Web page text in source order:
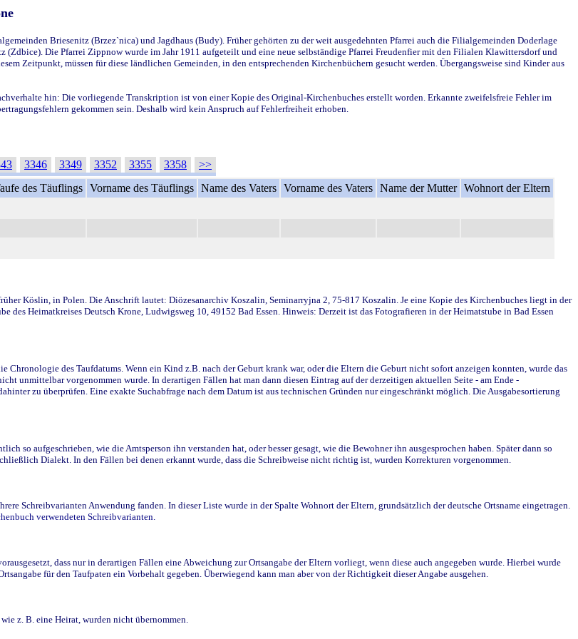
Briesenitz (Brzez`nica) und Jagdhaus (Budy). Früher gehörten zu der weit ausgedehnten Pfarrei auch die Filialgemeinden Doderlage
Die Pfarrei Zippnow wurde im Jahr 1911 aufgeteilt und eine neue selbständige Pfarrei Freudenfier mit den Filialen Klawittersdorf und
Zeitpunkt, müssen für diese ländlichen Gemeinden, in den entsprechenden Kirchenbüchern gesucht werden. Übergangsweise sind Kinder aus
hin: Die vorliegende Transkription ist von einer Kopie des Original-Kirchenbuches erstellt worden. Erkannte zweifelsfreie Fehler im
gekommen sein. Deshalb wird kein Anspruch auf Fehlerfreiheit erhoben.
3346 3349 3352 3355 3358
>>
des Täuflings Vorname des Täuflings Name des Vaters Vorname des Vaters Name der Mutter Wohnort der Eltern
Köslin, in Polen. Die Anschrift lautet: Diözesanarchiv Koszalin, Seminarryjna 2, 75-817 Koszalin. Je eine Kopie des Kirchenbuches liegt in der
des Heimatkreises Deutsch Krone, Ludwigsweg 10, 49152 Bad Essen. Hinweis: Derzeit ist das Fotografieren in der Heimatstube in Bad Essen
des Taufdatums. Wenn ein Kind z.B. nach der Geburt krank war, oder die Eltern die Geburt nicht sofort anzeigen konnten, wurde das
unmittelbar vorgenommen wurde. In derartigen Fällen hat man dann diesen Eintrag auf der derzeitigen aktuellen Seite - am Ende -
zu überprüfen. Eine exakte Suchabfrage nach dem Datum ist aus technischen Gründen nur eingeschränkt möglich. Die Ausgabesortierung
so aufgeschrieben, wie die Amtsperson ihn verstanden hat, oder besser gesagt, wie die Bewohner ihn ausgesprochen haben. Später dann so
Dialekt. In den Fällen bei denen erkannt wurde, dass die Schreibweise nicht richtig ist, wurden Korrekturen vorgenommen.
Schreibvarianten Anwendung fanden. In dieser Liste wurde in der Spalte Wohnort der Eltern, grundsätzlich der deutsche Ortsname eingetragen.
verwendeten Schreibvarianten.
dass nur in derartigen Fällen eine Abweichung zur Ortsangabe der Eltern vorliegt, wenn diese auch angegeben wurde. Hierbei wurde
für den Taufpaten ein Vorbehalt gegeben. Überwiegend kann man aber von der Richtigkeit dieser Angabe ausgehen.
z. B. eine Heirat, wurden nicht übernommen.